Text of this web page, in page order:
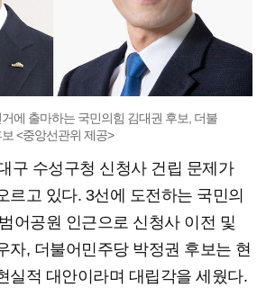
에 출마하는 국민의힘 김대권 후보, 더불
<중앙선관위 제공>
구 수성구청 신청사 건립 문제가
르고 있다. 3선에 도전하는 국민의
어공원 인근으로 신청사 이전 및
자, 더불어민주당 박정권 후보는 현
실적 대안이라며 대립각을 세웠다.